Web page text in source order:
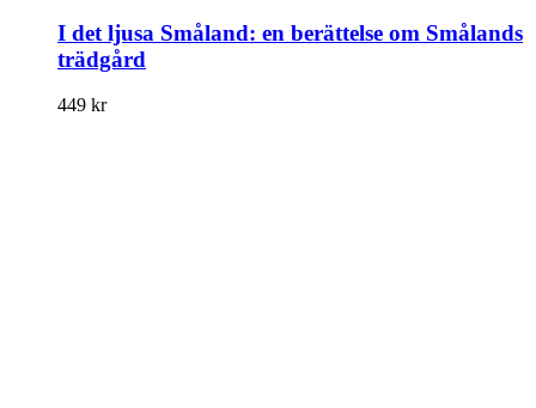
I det ljusa Småland: en berättelse om Smålands
trädgård
449 kr